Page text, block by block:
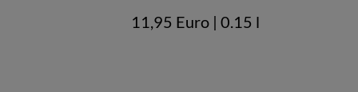
11,95 Euro| 0.15 l